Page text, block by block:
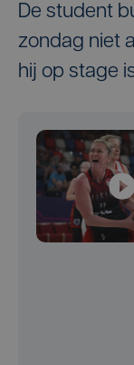
De student
zondag niet
hij op stage